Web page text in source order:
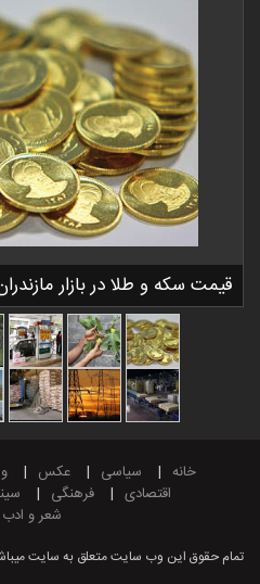
قیمت سکه و طلا در بازار
خانه سیاسی عکس
اقتصادی
فرهنگی
شعر و ادب
تمام حقوق این وب سایت متعلق به سایت